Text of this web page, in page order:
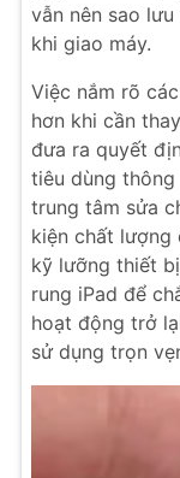
vẫn nên sao
khi giao máy.
Việc nắm rõ
hơn khi cần
đưa ra quyết
tiêu dùng
trung tâm sửa
kiện chất lượng
kỹ lưỡng thiết
rung iPad để
hoạt động trở
sử dụng trọn